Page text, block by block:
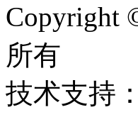
Copyright
所有
技术支持：